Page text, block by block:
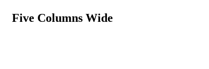
Five Columns Wide